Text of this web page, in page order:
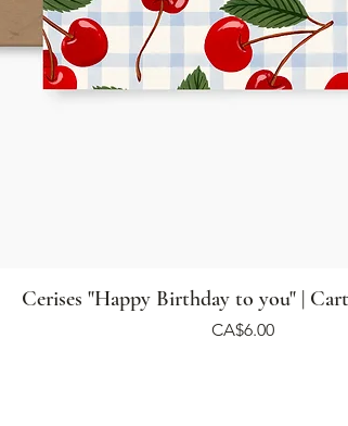
Cerises "Happy Birthday to you" |
Price
CA$6.00